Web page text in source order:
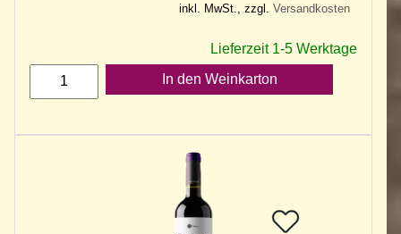
inkl. MwSt., zzgl.Versandkosten
Lieferzeit 1-5 Werktage
In den Weinkarton